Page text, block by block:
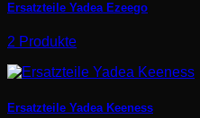
Ersatzteile Yadea Ezeego
2 Produkte
Ersatzteile Yadea Keeness